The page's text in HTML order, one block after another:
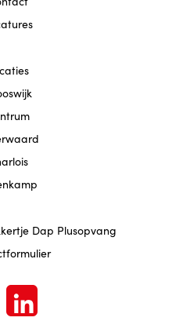
Dap Plusopvang